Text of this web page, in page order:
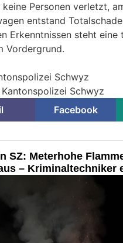
keine Personen verletzt,
entstand
Erkenntnissen steht eine
Vordergrund.
Schwyz
Schwyz
Facebook
SZ: Meterhohe
– Kriminaltechniker